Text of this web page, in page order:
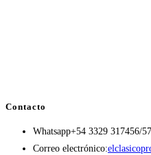
Contacto
Whatsapp+54 3329 317456/
Correo electrónico: